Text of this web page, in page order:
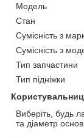
Модель
Стан
Сумісність з
Сумісність з
Тип запчастини
Тип підніжки
Виберіть, будь
та діаметр